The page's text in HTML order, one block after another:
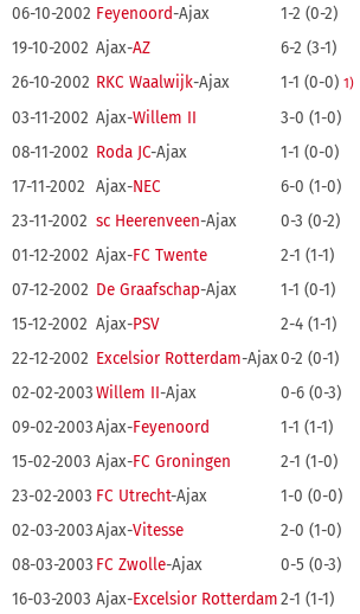
06-10-2002 Feyenoord-Ajax
1-2 (0-2)
19-10-2002 Ajax-AZ
6-2 (3-1)
26-10-2002 RKC Waalwijk-Ajax 1-1 (0-0) 1)
03-11-2002 Ajax-Willem II
3-0 (1-0)
08-11-2002 Roda JC-Ajax
1-1 (0-0)
17-11-2002 Ajax-NEC
6-0 (1-0)
23-11-2002 sc Heerenveen-Ajax
0-3 (0-2)
01-12-2002 Ajax-FC Twente
2-1 (1-1)
07-12-2002 De Graafschap-Ajax
1-1 (0-1)
15-12-2002 Ajax-PSV
2-4 (1-1)
22-12-2002 Excelsior Rotterdam-Ajax0-2 (0-1)
02-02-2003Willem II-Ajax
0-6 (0-3)
09-02-2003Ajax-Feyenoord
1-1 (1-1)
15-02-2003 Ajax-FC Groningen
2-1 (1-0)
23-02-2003 FC Utrecht-Ajax
1-0 (0-0)
02-03-2003Ajax-Vitesse
2-0 (1-0)
08-03-2003 FC Zwolle-Ajax
0-5 (0-3)
16-03-2003 Ajax-Excelsior Rotterdam2-1 (1-1)